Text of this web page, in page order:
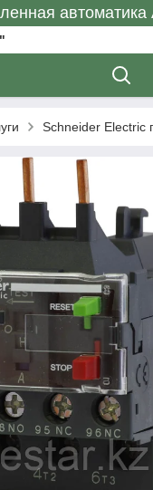
автоматика
Schneider Electric